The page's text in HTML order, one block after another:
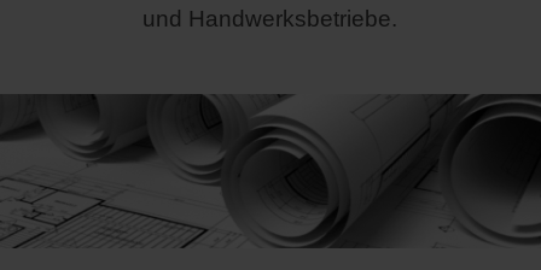
und Handwerksbetriebe.